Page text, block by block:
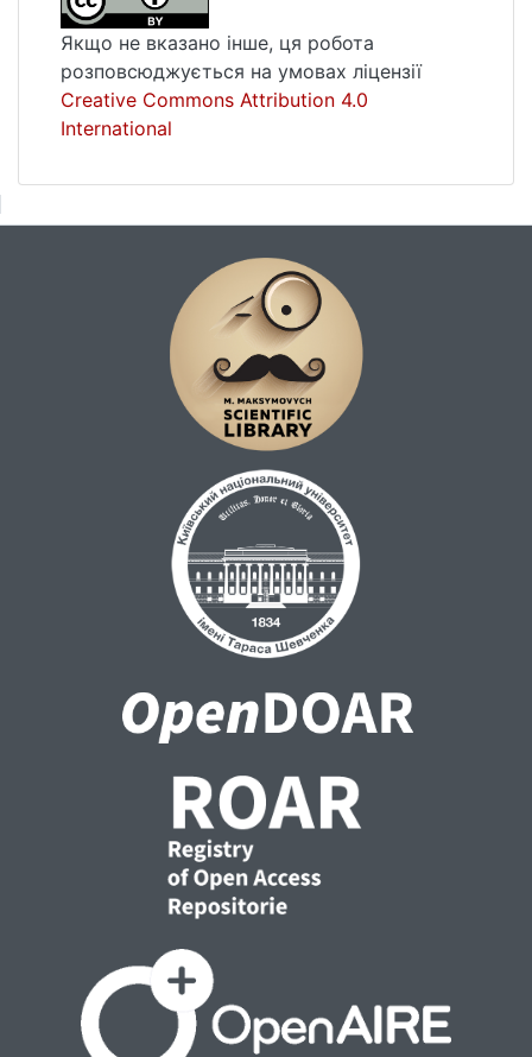
Якщо не вказано інше, ця робота
розповсюджується на умовах ліцензії
Creative Commons Attribution 4.0
International